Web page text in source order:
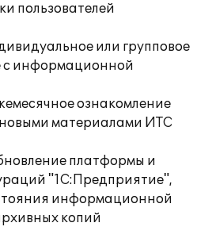
пользователей
или групповое
с информационной
ознакомление
новыми материалами ИТС
платформы и
"1С:Предприятие",
информационной
копий